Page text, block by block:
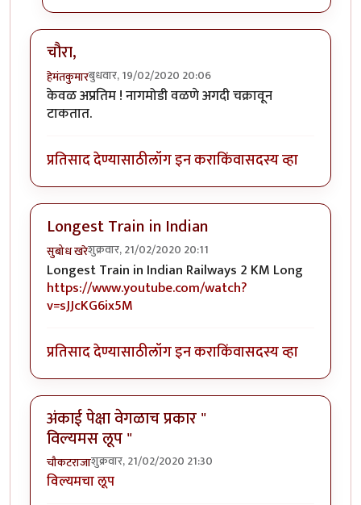
चौरा,
हेमंतकुमारबुधवार, 19/02/2020 20:06
केवळ अप्रतिम ! नागमोडी वळणे अगदी चक्रावून
टाकतात.
प्रतिसाद देण्यासाठीलॉग इन कराकिंवासदस्य व्हा
Longest Train in Indian
सुबोध खरेशुक्रवार, 21/02/2020 20:11
Longest Train in Indian Railways 2 KM Long
https://www.youtube.com/watch?
v=sJJcKG6ix5M
प्रतिसाद देण्यासाठीलॉग इन कराकिंवासदस्य व्हा
अंकाई पेक्षा वेगळाच प्रकार "
विल्यमस लूप "
चौकटराजाशुक्रवार, 21/02/2020 21:30
विल्यमचा लूप